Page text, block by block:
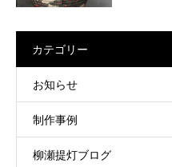
カテゴリー
お知らせ
制作事例
柳瀬提灯ブログ